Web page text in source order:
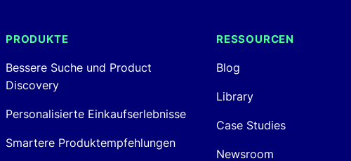
PRODUKTE
Bessere Suche und Product
Discovery
Personalisierte Einkaufserlebnisse
Smartere Produktempfehlungen
RESSOURCEN
Blog
Library
Case Studies
Newsroom